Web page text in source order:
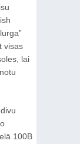
visas
lai
100B